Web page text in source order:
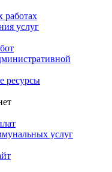
работах
услуг
ресурсы
услуг